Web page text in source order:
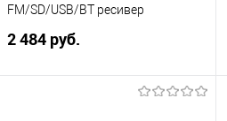
FM/SD/USB/BT ресивер
2 484 руб.